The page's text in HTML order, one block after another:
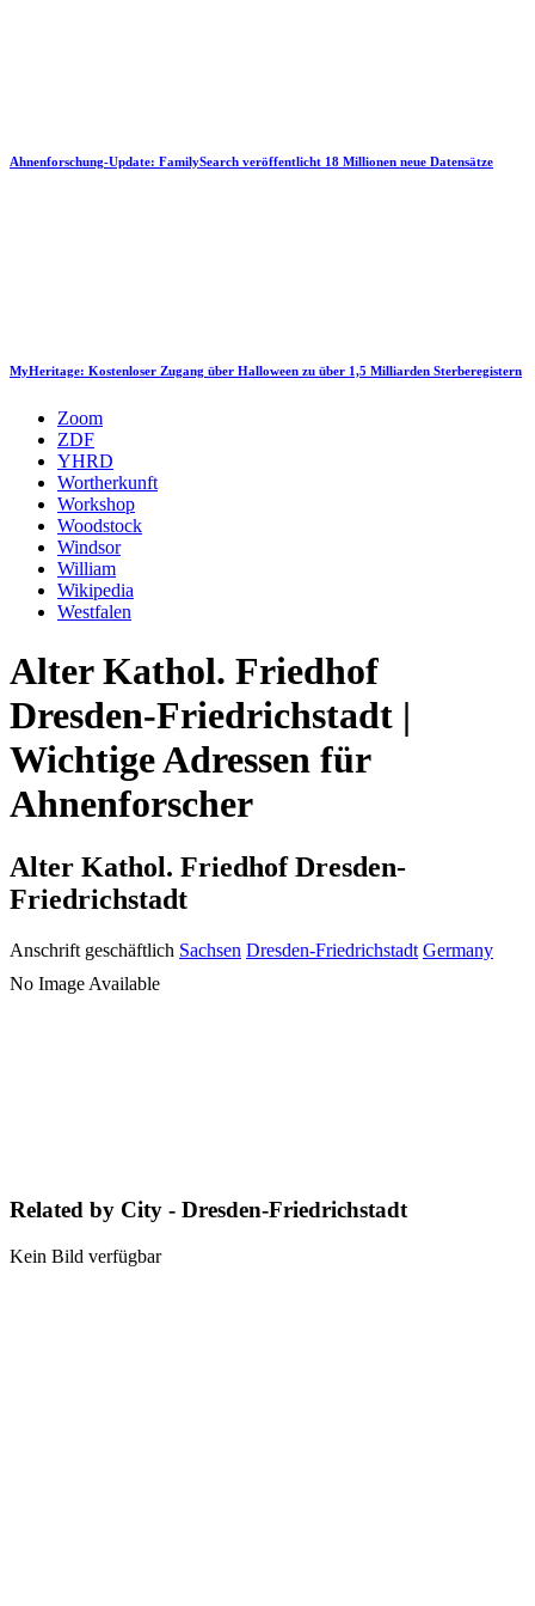
Ahnenforschung-Update: FamilySearch veröffentlicht 18 Millionen neue Datensätze
MyHeritage: Kostenloser Zugang über Halloween zu über 1,5 Milliarden Sterberegistern
Zoom
ZDF
YHRD
Wortherkunft
Workshop
Woodstock
Windsor
William
Wikipedia
Westfalen
Alter Kathol. Friedhof
Dresden-Friedrichstadt |
Wichtige Adressen für
Ahnenforscher
Alter Kathol. Friedhof Dresden-
Friedrichstadt
Anschrift geschäftlich Sachsen Dresden-Friedrichstadt Germany
No Image Available
Related by City - Dresden-Friedrichstadt
Kein Bild verfügbar